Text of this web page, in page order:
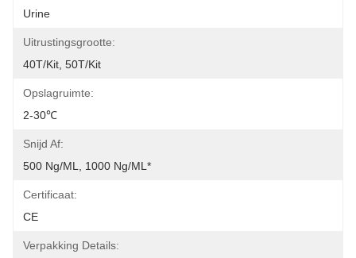
Urine
Uitrustingsgrootte:
40T/Kit, 50T/Kit
Opslagruimte:
2-30℃
Snijd Af:
500 Ng/mL, 1000 Ng/mL*
Certificaat:
CE
Verpakking Details: